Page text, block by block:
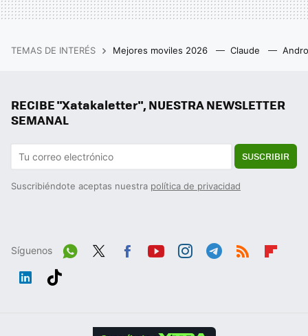
TEMAS DE INTERÉS Mejores moviles 2026 Claude
RECIBE "Xatakaletter", NUESTRA NEWSLETTER
SEMANAL
SUSCRIBIR
Suscribiéndote aceptas nuestra política de privacidad
Síguenos
Wh